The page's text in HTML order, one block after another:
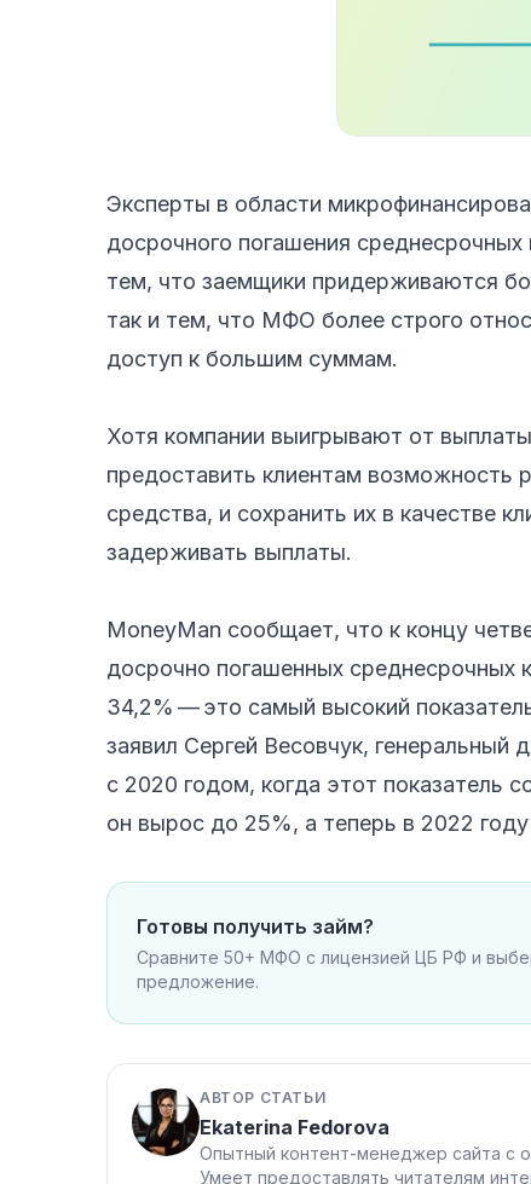
Эксперты в области
досрочного погашения
тем, что заемщики придерживаются
так и тем, что МФО более строго
доступ к большим суммам.
Хотя компании выигрывают от
предоставить клиентам возможность
средства, и сохранить их в качестве
задерживать выплаты.
MoneyMan сообщает, что к концу
досрочно погашенных среднесрочных
34,2% — это самый высокий
заявил Сергей Весовчук,
с 2020 годом, когда этот показатель
он вырос до 25%, а теперь в 2022
Готовы получить займ?
Сравните 50+ МФО с лицензией ЦБ РФ и
предложение.
АВТОР СТАТЬИ
Ekaterina Fedorova
Опытный контент-менеджер сайта с
Умеет предоставлять читателям